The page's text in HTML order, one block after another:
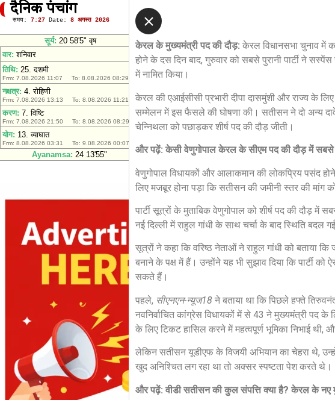
दैनिक पंचांग
केरल के मुख्यमंत्री पद की दौड़: केरल विधानसभा चुनाव में
होने के दस दिन बाद, गुरुवार को सबसे पुरानी पार्टी ने
में नामित किया।
केरल की एआईसीसी प्रभारी दीपा दासमुंशी और राज्य के
सम्मेलन में इस फैसले की घोषणा की। सतीसन ने दो अन्य
चेन्निथला को पछाड़कर शीर्ष पद की दौड़ जीती।
और पढ़ें: केसी वेणुगोपाल केरल के सीएम पद की दौड़ में
वेणुगोपाल विधायकों और आलाकमान की लोकप्रिय पसंद
लिए मजबूर होना पड़ा कि सतीसन की जमीनी स्तर की मांग
पार्टी सूत्रों के मुताबिक वेणुगोपाल को शीर्ष पद की दौड़ में
नई दिल्ली में राहुल गांधी के साथ चर्चा के बाद स्थिति बदल
सूत्रों ने कहा कि वरिष्ठ नेताओं ने राहुल गांधी को बताया
बनाने के पक्ष में हैं। उन्होंने यह भी सुझाव दिया कि पार्टी
सकते हैं।
पहले, सीएनएन-न्यूज18 ने बताया था कि पिछले हफ्ते
नवनिर्वाचित कांग्रेस विधायकों में से 43 ने मुख्यमंत्री पद के
के लिए टिकट हासिल करने में महत्वपूर्ण भूमिका निभाई
लेकिन सतीसन यूडीएफ के विजयी अभियान का चेहरा थे,
खुद अनिश्चित लग रहा था तो अक्सर स्पष्टता पेश करते थे।
और पढ़ें: वीडी सतीसन की कुल संपत्ति क्या है? केरल के